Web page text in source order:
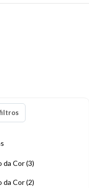
da Cor (3)
da Cor (2)